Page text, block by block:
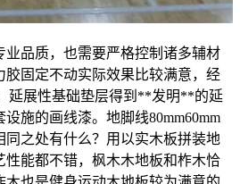
品质，也需要严格控制诸多辅材
固定不动实际效果比较满意，经
延展性基础垫层得到**发明**的延
施的画线漆。地脚线80mm60mm
之处有什么？用以实木板拼装地
能都不错，枫木木地板和柞木恰